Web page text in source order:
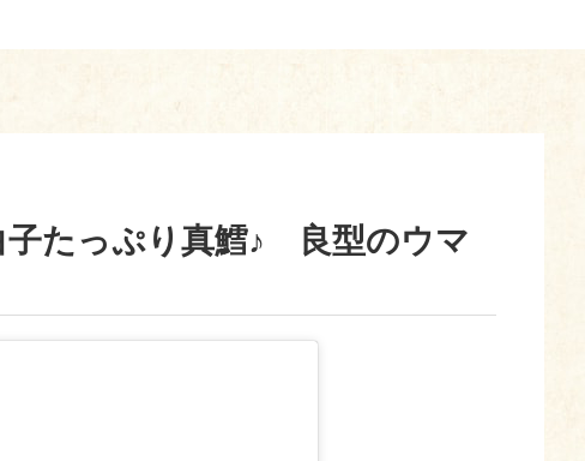
たっぷり真鱈♪ 良型のウマ